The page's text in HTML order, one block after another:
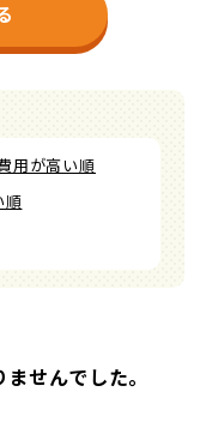
用が高い順
順
せんでした。